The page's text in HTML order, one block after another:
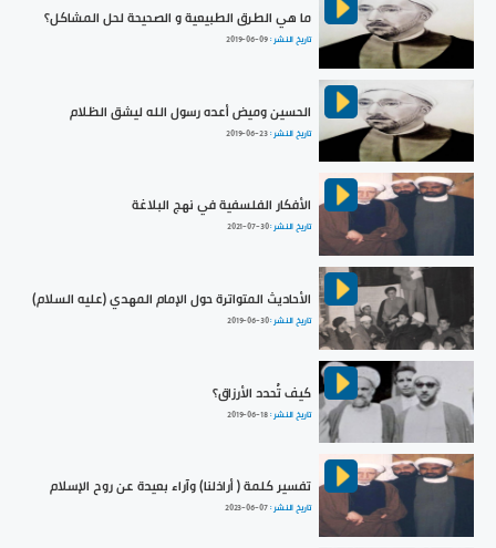
ما هي الطرق الطبيعية و الصحيحة لحل المشاكل؟
تاريخ النشر :2019-06-09
الحسين وميض أعده رسول الله ليشق الظلام
تاريخ النشر :2019-06-23
الأفكار الفلسفية في نهج البلاغة
تاريخ النشر :2021-07-30
الأحاديث المتواترة حول الإمام المهدي (عليه السلام)
تاريخ النشر :2019-06-30
كيف تُحدد الأرزاق؟
تاريخ النشر :2019-06-18
تفسير كلمة ( أراذلنا) وآراء بعيدة عن روح الإسلام
تاريخ النشر :2023-06-07